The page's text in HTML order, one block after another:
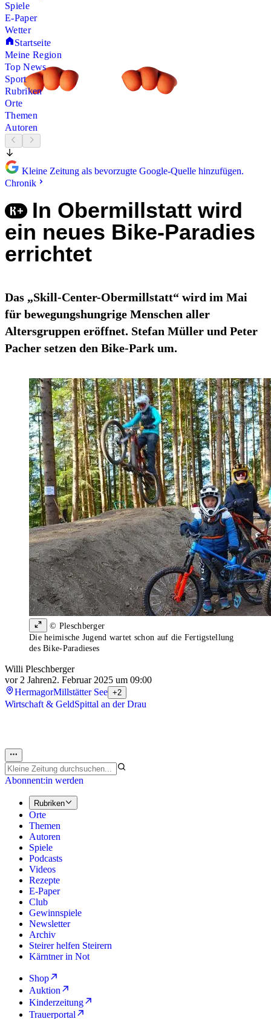
Spiele
E-Paper
Wetter
Startseite
Meine Region
Top News
Sport
Rubriken
Orte
Themen
Autoren
Kleine Zeitung als bevorzugte Google-Quelle hinzufügen.
Chronik
In Obermillstatt wird
ein neues Bike-Paradies
errichtet
Das „Skill-Center-Obermillstatt“ wird im Mai
für bewegungshungrige Menschen aller
Altersgruppen eröffnet. Stefan Müller und Peter
Pacher setzen den Bike-Park um.
© Pleschberger
Die heimische Jugend wartet schon auf die Fertigstellung
des Bike-Paradieses
Willi Pleschberger
vor 2 Jahren2. Februar 2025 um 09:00
HermagorMillstätter See +2
Wirtschaft & GeldSpittal an der Drau
Abonnent:in werden
Rubriken
Orte
Themen
Autoren
Spiele
Podcasts
Videos
Rezepte
E-Paper
Club
Gewinnspiele
Newsletter
Archiv
Steirer helfen Steirern
Kärntner in Not
Shop
Auktion
Kinderzeitung
Trauerportal